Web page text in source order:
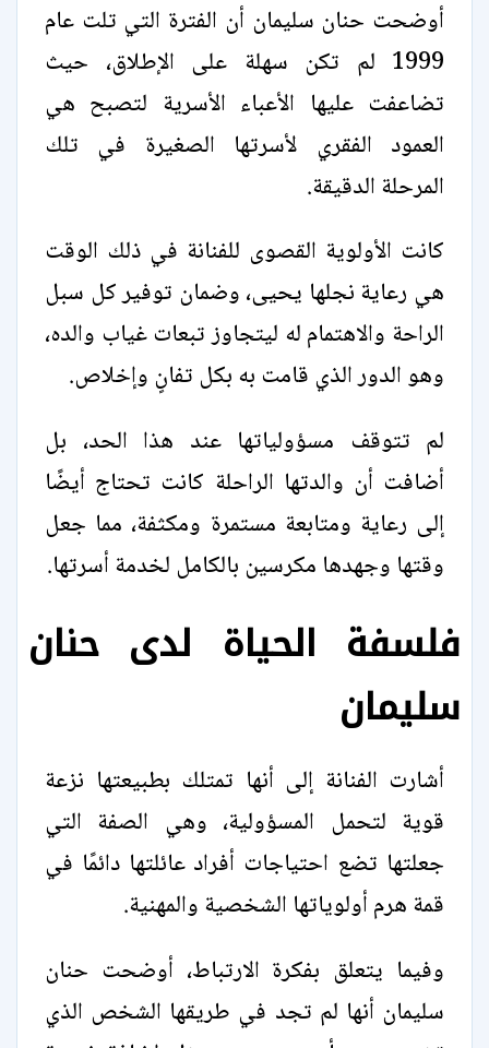
أوضحت حنان سليمان أن الفترة التي تلت عام
1999 لم تكن سهلة على الإطلاق، حيث
تضاعفت عليها الأعباء الأسرية لتصبح هي
العمود الفقري لأسرتها الصغيرة في تلك
المرحلة الدقيقة.
كانت الأولوية القصوى للفنانة في ذلك الوقت
هي رعاية نجلها يحيى، وضمان توفير كل سبل
الراحة والاهتمام له ليتجاوز تبعات غياب والده،
وهو الدور الذي قامت به بكل تفانٍ وإخلاص.
لم تتوقف مسؤولياتها عند هذا الحد، بل
أضافت أن والدتها الراحلة كانت تحتاج أيضًا
إلى رعاية ومتابعة مستمرة ومكثفة، مما جعل
وقتها وجهدها مكرسين بالكامل لخدمة أسرتها.
فلسفة الحياة لدى حنان
سليمان
أشارت الفنانة إلى أنها تمتلك بطبيعتها نزعة
قوية لتحمل المسؤولية، وهي الصفة التي
جعلتها تضع احتياجات أفراد عائلتها دائمًا في
قمة هرم أولوياتها الشخصية والمهنية.
وفيما يتعلق بفكرة الارتباط، أوضحت حنان
سليمان أنها لم تجد في طريقها الشخص الذي